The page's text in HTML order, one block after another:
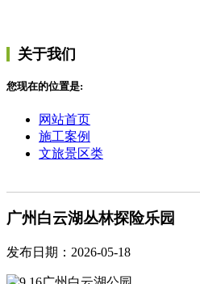
关于我们
您现在的位置是:
网站首页
施工案例
文旅景区类
广州白云湖丛林探险乐园
发布日期：2026-05-18